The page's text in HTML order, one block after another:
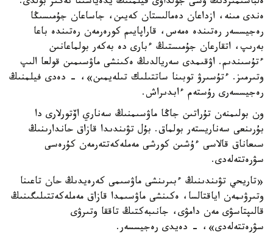
ەندى مىنە، ازداعان دەمالىستان كەيىن، جاساعان جۇمىسىڭا
رەجيسسەر رەتىندە ەمەس، قاراپايىم كورەرمەن رەتىندە باعا
بەرىپ، اتقارعان جۇمىستىڭ ءبارى دە بەكەر بولماعانىن
ءتۇسىندىم. اۋقىمدى سەريالدىڭ ەكىنشى ماۋسىمىن قولعا الىپ
وتىرمىز. ءتۇسىرۋ توبىنا ساتتىلىك تىلەيمىن»، - دەدى فيلمنىڭ
رەجيسسەرى رۇستەم ءابدىراش.
ون بولىمنەن تۇراتىن جاڭا ماۋسىمنىڭ سەناري اۆتورلارى دا
بۇرىنعى سەناريستەر بولماق. بۇل تۋىندىدا قازاق حاندارىنىڭ
سىعاناق قالاسى ءۇشىن كورشى مەملەكەتتەرمەن كۇرەسى
سۋرەتتەلەدى.
«تاريحي تۋىندىنىڭ ءبىرىنشى ماۋسىمى كەرەيدىڭ حان تاعىنا
وتىرۋىمەن اياقتالسا، ەكىنشى ماۋسىمدا قازاق مەملەكەتتىلىگىنىڭ
قالىپتاسۋى مەن دامۋى، جانىبەكتىڭ تاققا وتىرۋى
سۋرەتتەلەدى»، - دەيدى رەجيسسەر.